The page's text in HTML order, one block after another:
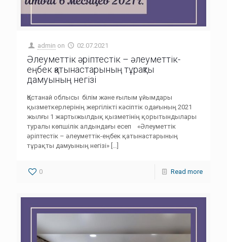
admin on 02.07.2021
Әлеуметтік әріптестік – әлеуметтік-
еңбек қатынастарының тұрақты
дамуының негізі
Қостанай облысы білім және ғылым ұйымдары
қызметкерлерінің жергілікті кәсіптік одағының 2021
жылғы 1 жартыжылдық қызметінің қорытындылары
туралы көпшілік алдындағы есеп «Әлеуметтік
әріптестік – әлеуметтік-еңбек қатынастарының
тұрақты дамуының негізі» […]
0 Read more